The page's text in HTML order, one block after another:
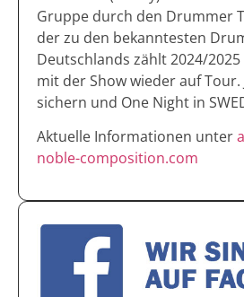
Gruppe durch den Drummer
der zu den bekanntesten
Deutschlands zählt 2024/
mit der Show wieder auf Tour.
sichern und One Night in
Aktuelle Informationen unter
noble-composition.com